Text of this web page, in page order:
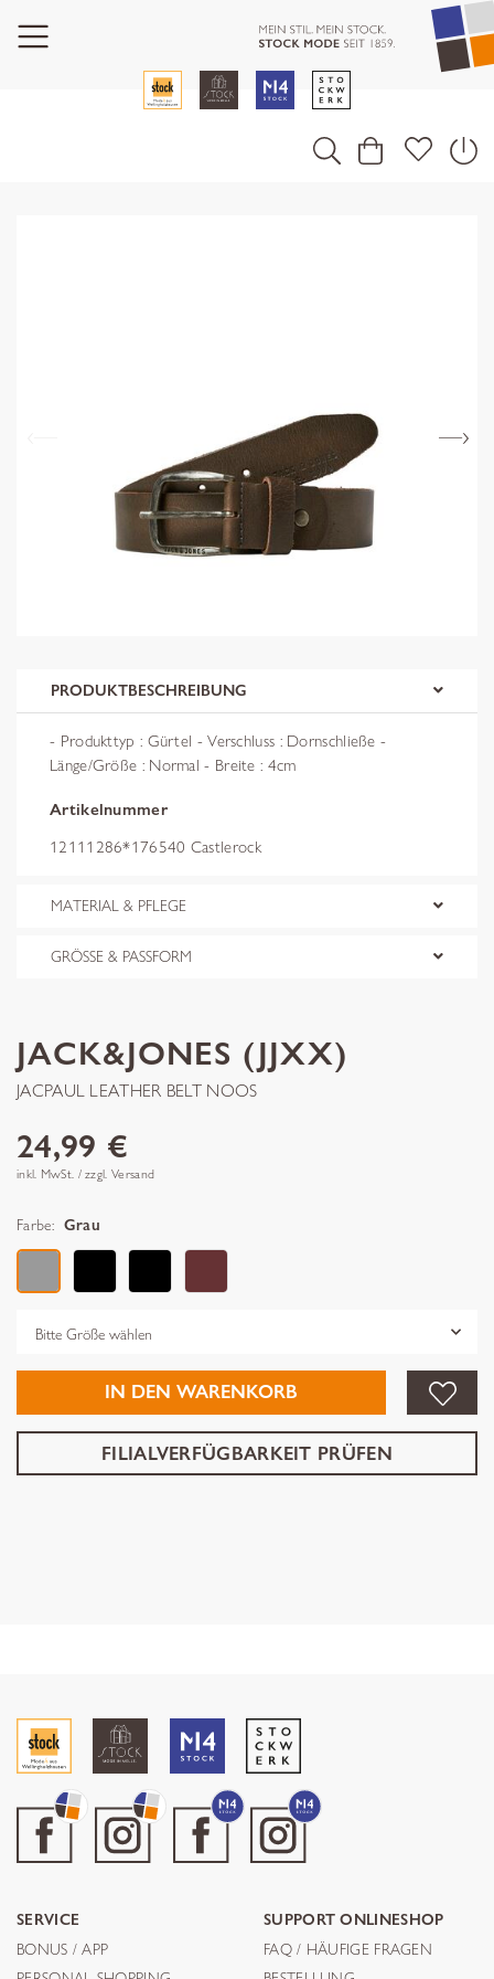
PRODUKTBESCHREIBUNG
- Produkttyp : Gürtel - Verschluss : Dornschließe -
Länge/Größe : Normal - Breite : 4cm
Artikelnummer
12111286*176540 Castlerock
MATERIAL & PFLEGE
GRÖSSE & PASSFORM
JACK&JONES (JJXX)
JACPAUL LEATHER BELT NOOS
24,99 €
inkl. MwSt. / zzgl. Versand
Farbe: Grau
IN DEN WARENKORB
FILIALVERFÜGBARKEIT PRÜFEN
SERVICE
BONUS / APP
SUPPORT ONLINESHOP
FAQ / HÄUFIGE FRAGEN